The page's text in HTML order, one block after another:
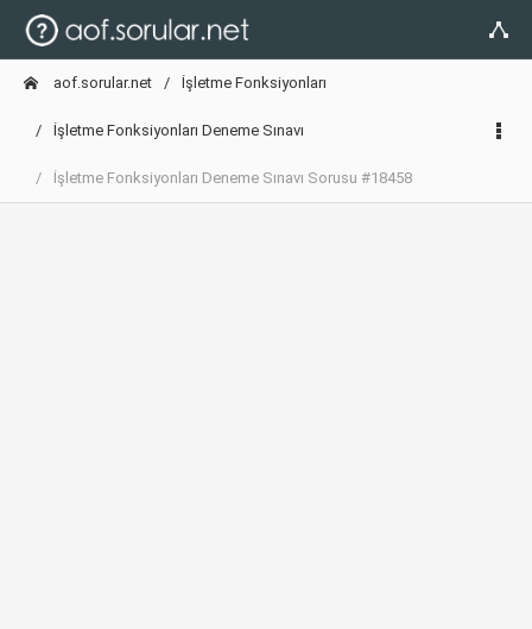
aof.sorular.net İşletme Fonksiyonları
İşletme Fonksiyonları Deneme Sınavı
İşletme Fonksiyonları Deneme Sınavı Sorusu #18458